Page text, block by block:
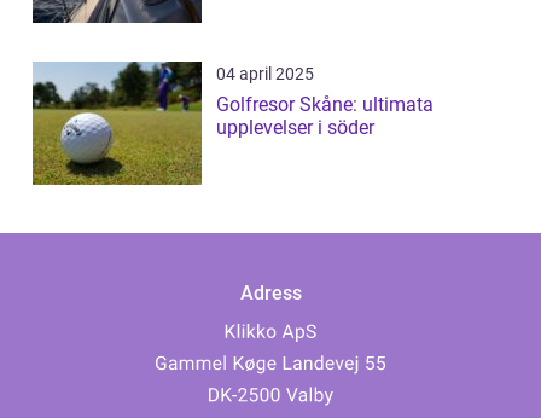
04 april 2025
Golfresor Skåne: ultimata
upplevelser i söder
Adress